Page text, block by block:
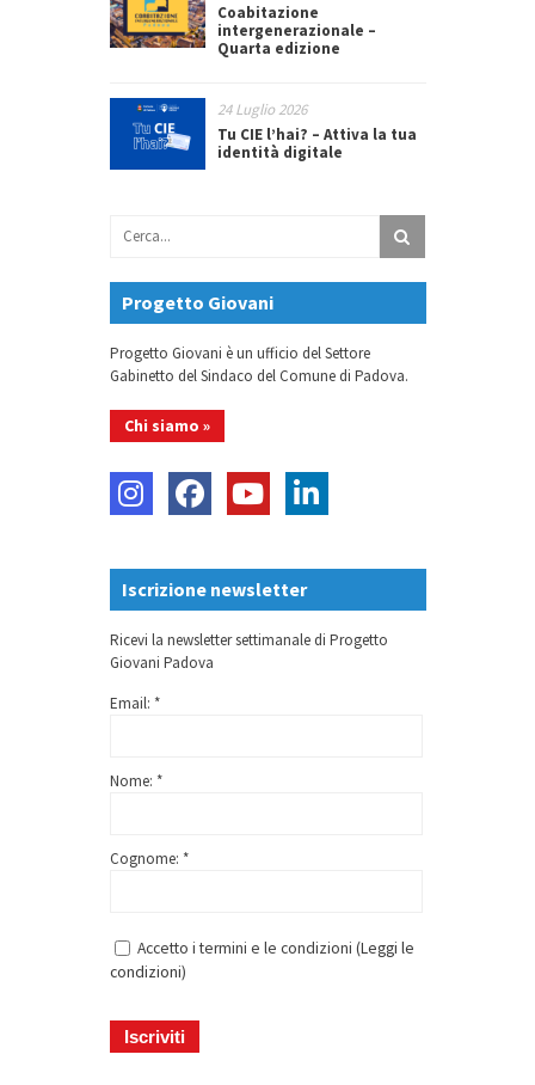
Coabitazione
intergenerazionale –
Quarta edizione
24 Luglio 2026
Tu CIE l’hai? – Attiva la tua
identità digitale
Progetto Giovani
Progetto Giovani è un ufficio del Settore
Gabinetto del Sindaco del Comune di Padova.
Chi siamo »
Iscrizione newsletter
Ricevi la newsletter settimanale di Progetto
Giovani Padova
Email: *
Nome: *
Cognome: *
Accetto i termini e le condizioni (Leggi le
condizioni)